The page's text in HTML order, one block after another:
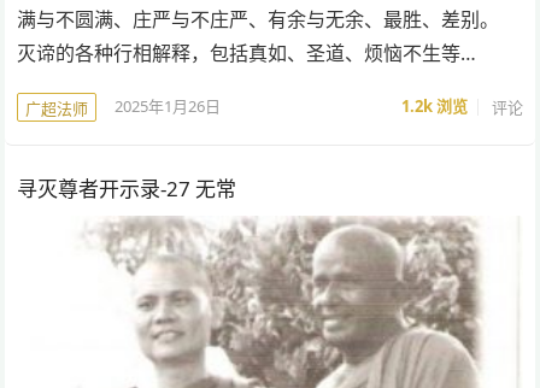
满与不圆满、庄严与不庄严、有余与无余、最胜、差别。
灭谛的各种行相解释，包括真如、圣道、烦恼不生等…
广超法师 2025年1月26日 1.2k浏览 评论
寻灭尊者开示录-27 无常